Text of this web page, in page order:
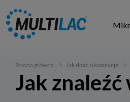
Strona główna Jak dbać o kondycję
Jak